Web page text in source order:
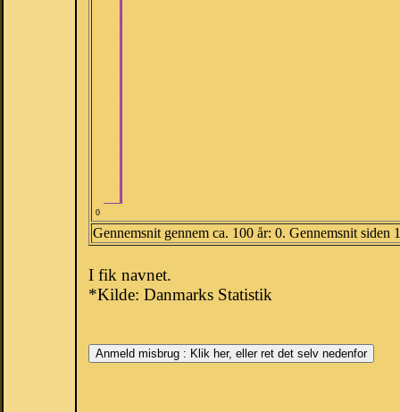
0
Gennemsnit gennem ca. 100 år: 0. Gennemsnit siden
I fik navnet.
*Kilde: Danmarks Statistik